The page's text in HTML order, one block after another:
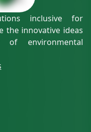
inclusive for
the innovative ideas
environmental